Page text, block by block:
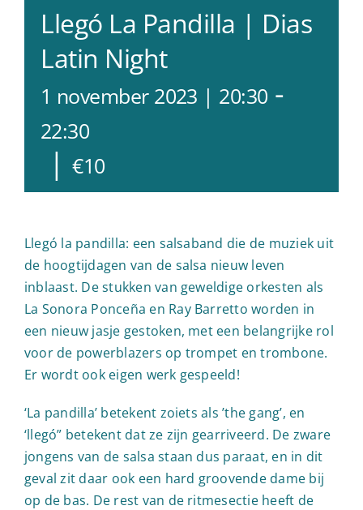
Llegó La Pandilla | Dias
Latin Night
1 november 2023 | 20:30 -
22:30
| €10
Llegó la pandilla: een salsaband die de muziek uit
de hoogtijdagen van de salsa nieuw leven
inblaast. De stukken van geweldige orkesten als
La Sonora Ponceña en Ray Barretto worden in
een nieuw jasje gestoken, met een belangrijke rol
voor de powerblazers op trompet en trombone.
Er wordt ook eigen werk gespeeld!
‘La pandilla’ betekent zoiets als ’the gang’, en
‘llegó” betekent dat ze zijn gearriveerd. De zware
jongens van de salsa staan dus paraat, en in dit
geval zit daar ook een hard groovende dame bij
op de bas. De rest van de ritmesectie heeft de